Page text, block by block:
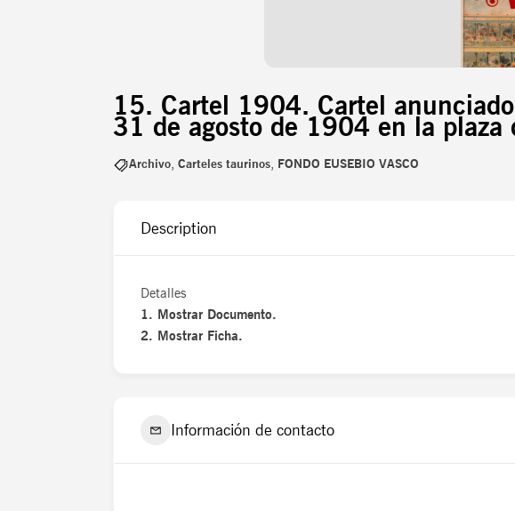
15. Cartel 1904. Cartel
31 de agosto de 1904 en la plaza
Archivo Carteles taurinos FONDO EUSEBIO VASCO
Description
Detalles
1. Mostrar Documento.
2. Mostrar Ficha.
Información de contacto